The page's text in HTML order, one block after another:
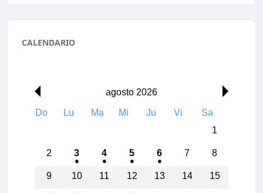
CALENDARIO
agosto 2026
Do Lu Ma Mi Ju Vi
Sa
1
2 3 4 5 6 7 8
9 10 11 12 13 14 15
01:00